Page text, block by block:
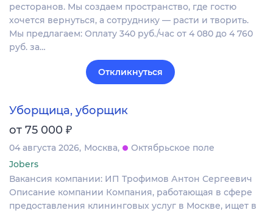
ресторанов. Мы создаем пространство, где гостю
хочется вернуться, а сотруднику — расти и творить.
Мы предлагаем: Оплату 340 руб./час от 4 080 до 4 760
руб. за…
Откликнуться
Уборщица, уборщик
от 75 000 ₽
04 августа 2026 Москва
Октябрьское поле
Jobers
Вакансия компании: ИП Трофимов Антон Сергеевич
Описание компании Компания, работающая в сфере
предоставления клининговых услуг в Москве, ищет в